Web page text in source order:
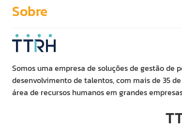
Sobre
Somos uma empresa de soluções de gestão de
desenvolvimento de talentos, com mais de 35
área de recursos humanos em grandes